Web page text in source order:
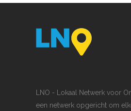
LNO - Lokaal Netwerk voor
een netwerk opgericht om